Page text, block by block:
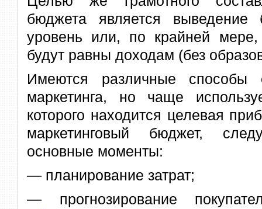
бюджета является выведение
уровень или, по крайней
будут равны доходам (без
Имеются различные способы
маркетинга, но чаще
которого находится целевая
маркетинговый бюджет,
основные моменты:
— планирование затрат;
— прогнозирование